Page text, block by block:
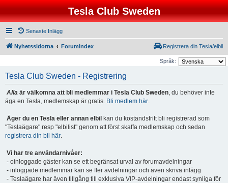
Tesla Club Sweden
Senaste Inlägg
Nyhetssidorna Forumindex Registrera din Tesla/elbil
Språk:
Tesla Club Sweden - Registrering
Alla är välkomna att bli medlemmar i Tesla Club Sweden, du behöver inte
äga en Tesla, medlemskap är gratis. Bli medlem här.
Äger du en Tesla eller annan elbil kan du kostandsfritt bli registrerad som
"Teslaägare" resp "elbilist" genom att först skaffa medlemskap och sedan
registrera din bil här.
Vi har tre användarnivåer:
- oinloggade gäster kan se ett begränsat urval av forumavdelningar
- inloggade medlemmar kan se fler avdelningar och även skriva inlägg
- Teslaägare har även tillgång till exklusiva VIP-avdelningar endast synliga för